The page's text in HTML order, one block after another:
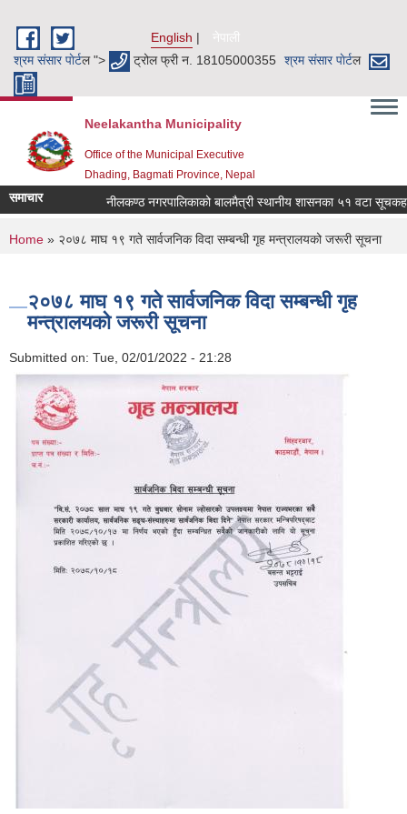
English
नेपाली
श्रम संसार पाेर्टल "> ट्रोल फ्री न. 18105000355 श्रम संसार पाेर्टल
Neelakantha Municipality
Office of the Municipal Executive
Dhading, Bagmati Province, Nepal
समाचार नीलकण्ठ नगरपालिकाको बालमैत्री स्थानीय शासनका ५१ वटा सूचकहरु !
You are here
Home » २०७८ माघ १९ गते सार्वजनिक विदा सम्बन्धी गृह मन्त्रालयको जरूरी सूचना
२०७८ माघ १९ गते सार्वजनिक विदा सम्बन्धी गृह
मन्त्रालयको जरूरी सूचना
Submitted on: Tue, 02/01/2022 - 21:28